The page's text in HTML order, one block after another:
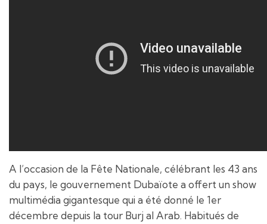
A l’occasion de la Fête Nationale, célébrant les 43 ans
du pays, le gouvernement Dubaïote a offert un show
multimédia gigantesque qui a été donné le 1er
décembre depuis la tour Burj al Arab. Habitués de